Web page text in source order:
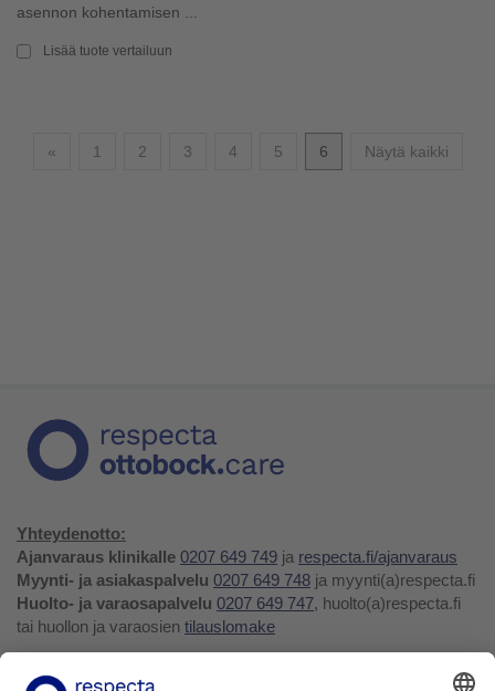
asennon kohentamisen ...
Lisää tuote vertailuun
«Edellinen
1 2 3 4 5 6 Näytä kaikki
Yhteydenotto:
Ajanvaraus klinikalle 0207 649 749 ja respecta.fi/ajanvaraus
Myynti- ja asiakaspalvelu 0207 649 748 ja myynti(a)respecta.fi
Huolto- ja varaosapalvelu 0207 649 747, huolto(a)respecta.fi
tai huollon ja varaosien tilauslomake
Facebook
Youtube